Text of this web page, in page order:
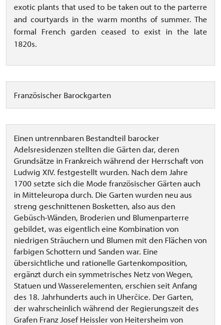
exotic plants that used to be taken out to the parterre
and courtyards in the warm months of summer. The
formal French garden ceased to exist in the late
1820s.
Französischer Barockgarten
Einen untrennbaren Bestandteil barocker
Adelsresidenzen stellten die Gärten dar, deren
Grundsätze in Frankreich während der Herrschaft von
Ludwig XIV. festgestellt wurden. Nach dem Jahre
1700 setzte sich die Mode französischer Gärten auch
in Mitteleuropa durch. Die Garten wurden neu aus
streng geschnittenen Bosketten, also aus den
Gebüsch-Wänden, Broderien und Blumenparterre
gebildet, was eigentlich eine Kombination von
niedrigen Sträuchern und Blumen mit den Flächen von
farbigen Schottern und Sanden war. Eine
übersichtliche und rationelle Gartenkomposition,
ergänzt durch ein symmetrisches Netz von Wegen,
Statuen und Wasserelementen, erschien seit Anfang
des 18. Jahrhunderts auch in Uherčice. Der Garten,
der wahrscheinlich während der Regierungszeit des
Grafen Franz Josef Heissler von Heitersheim von